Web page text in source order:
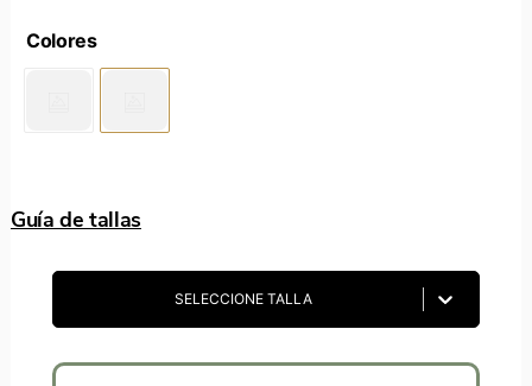
Guía de tallas
SELECCIONE TALLA